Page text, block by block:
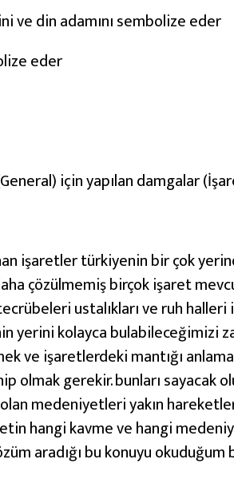
ve din adamını sembolize eder
eder
için yapılan damgalar
işaretler türkiyenin bir çok
çözülmemiş birçok işaret
ustalıkları ve ruh halleri
yerini kolayca bulabileceğimizi
ve işaretlerdeki mantığı
olmak gerekir. bunları sayacak
olan medeniyetleri yakın
hangi kavme ve hangi
aradığı bu konuyu okuduğum